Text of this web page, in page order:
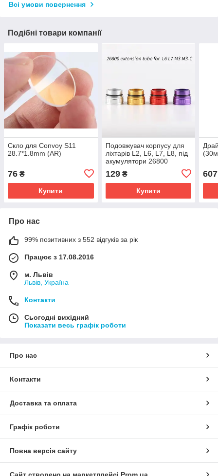
Всі умови повернення
Подібні товари компанії
Скло для Convoy S11
28.7*1.8mm (AR)
76 ₴
Купити
Подовжувач корпусу для
ліхтарів L2, L6, L7, L8, під
акумулятори 26800
129₴
Купити
607
Про нас
99% позитивних з 552 відгуків за рік
Працює з 17.08.2016
м. Львів
Львів, Україна
Контакти
Сьогодні вихідний
Показати весь графік роботи
Про нас
Контакти
Доставка та оплата
Графік роботи
Повна версія сайту